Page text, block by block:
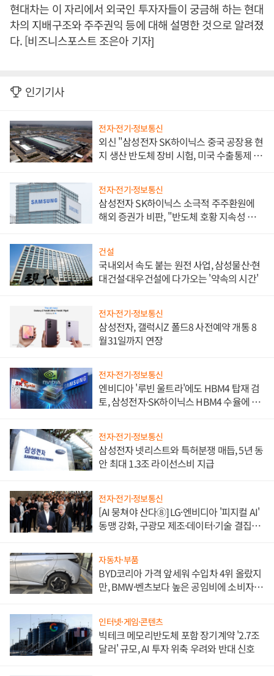
현대차는 이 자리에서 외국인 투자자들이 궁금해 하는 현대
차의 지배구조와 주주권익 등에 대해 설명한 것으로 알려졌
다. [비즈니스포스트 조은아 기자]
인기기사
전자·전기·정보통신
외신 "삼성전자 SK하이닉스 중국 공장용 현
지 생산 반도체 장비 시험, 미국 수출통제 대
전자·전기·정보통신
삼성전자 SK하이닉스 소극적 주주환원에
해외 증권가 비판, "반도체 호황 지속성 의
건설
국내외서 속도 붙는 원전 사업, 삼성물산·현
대건설·대우건설에 다가오는 '약속의 시간'
전자·전기·정보통신
삼성전자, 갤럭시Z 폴드8 사전예약 개통 8
월31일까지 연장
전자·전기·정보통신
엔비디아 '루빈 울트라'에도 HBM4 탑재 검
토, 삼성전자·SK하이닉스 HBM4 수율에 주
전자·전기·정보통신
삼성전자 넷리스트와 특허분쟁 매듭, 5년 동
안 최대 1.3조 라이선스비 지급
전자·전기·정보통신
[AI 뭉쳐야 산다⑧] LG·엔비디아 '피지컬 AI'
동맹 강화, 구광모 제조·데이터·기술 결집
자동차·부품
BYD코리아 가격 앞세워 수입차 4위 올랐지
만, BMW·벤츠보다 높은 공임비에 소비자
인터넷·게임·콘텐츠
빅테크 메모리반도체 포함 장기계약 '2.7조
달러' 규모, AI 투자 위축 우려와 반대 신호